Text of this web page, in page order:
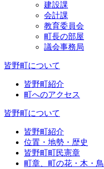
建設課
会計課
教育委員会
町長の部屋
議会事務局
皆野町について
皆野町紹介
町へのアクセス
皆野町について
皆野町紹介
位置・地勢・歴史
皆野町町民憲章
町章、町の花・木・鳥